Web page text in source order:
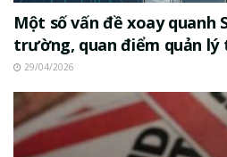
Một số vấn đề xoay quanh
trường, quan điểm quản
29/04/2026